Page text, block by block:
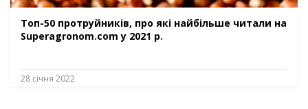
Топ-50 протруйників, про які найбільше читали на
Superagronom.com у 2021 р.
28 січня 2022